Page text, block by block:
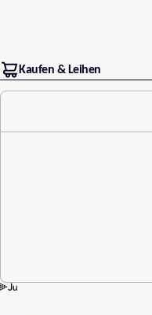
Kaufen & Leihen